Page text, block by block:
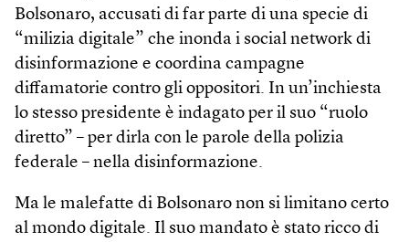
Bolsonaro, accusati di far parte di una specie di
“milizia digitale” che inonda i social network di
disinformazione e coordina campagne
diffamatorie contro gli oppositori. In un’inchiesta
lo stesso presidente è indagato per il suo “ruolo
diretto” – per dirla con le parole della polizia
federale – nella disinformazione.
Ma le malefatte di Bolsonaro non si limitano certo
al mondo digitale. Il suo mandato è stato ricco di